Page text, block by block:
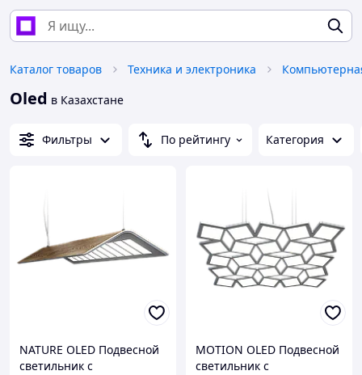
Каталог товаров Техника и электроника
Oled в Казахстане
Фильтры По рейтингу Категория
NATURE OLED Подвесной
светильник с
MOTION OLED Подвесной
светильник с